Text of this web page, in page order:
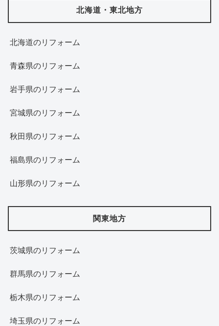
北海道・東北地方
北海道‎のリフォーム
青森県のリフォーム
岩手県のリフォーム
宮城県のリフォーム
秋田県のリフォーム
福島県のリフォーム
山形県のリフォーム
関東地方
茨城県のリフォーム
群馬県のリフォーム
栃木県のリフォーム
埼玉県のリフォーム